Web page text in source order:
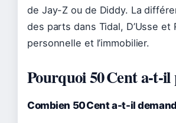
de Jay-Z ou de Diddy. La
des parts dans Tidal, D’Usse
personnelle et l’immobilier.
Pourquoi 50 Cent a-t-il
Combien 50 Cent a-t-il